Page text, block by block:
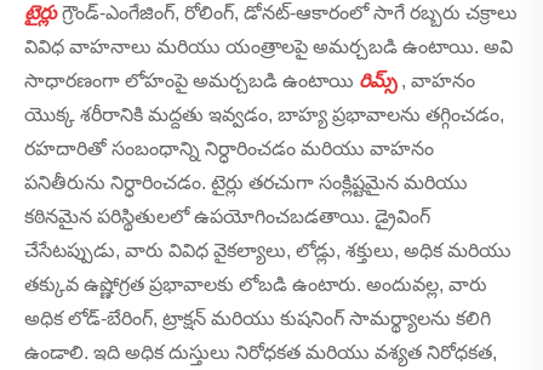
టైర్లు గ్రౌండ్-ఎంగేజింగ్, రోలింగ్, డోనట్-ఆకారంలో సాగే రబ్బరు చక్రాలు
వివిధ వాహనాలు మరియు యంత్రాలపై అమర్చబడి ఉంటాయి. అవి
సాధారణంగా లోహంపై అమర్చబడి ఉంటాయి రిమ్స్ , వాహనం
యొక్క శరీరానికి మద్దతు ఇవ్వడం, బాహ్య ప్రభావాలను తగ్గించడం,
రహదారితో సంబంధాన్ని నిర్ధారించడం మరియు వాహనం
పనితీరును నిర్ధారించడం. టైర్లు తరచుగా సంక్లిష్టమైన మరియు
కఠినమైన పరిస్థితులలో ఉపయోగించబడతాయి. డ్రైవింగ్
చేసేటప్పుడు, వారు వివిధ వైకల్యాలు, లోడ్లు, శక్తులు, అధిక మరియు
తక్కువ ఉష్ణోగ్రత ప్రభావాలకు లోబడి ఉంటారు. అందువల్ల, వారు
అధిక లోడ్-బేరింగ్, ట్రాక్షన్ మరియు కుషనింగ్ సామర్థ్యాలను కలిగి
ఉండాలి. ఇది అధిక దుస్తులు నిరోధకత మరియు వశ్యత నిరోధకత,